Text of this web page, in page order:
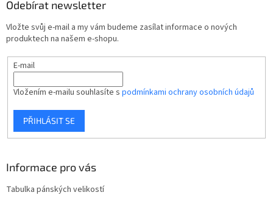
Odebírat newsletter
Vložte svůj e-mail a my vám budeme zasílat informace o nových
produktech na našem e-shopu.
E-mail
Vložením e-mailu souhlasíte s podmínkami ochrany osobních údajů
PŘIHLÁSIT SE
Informace pro vás
Tabulka pánských velikostí